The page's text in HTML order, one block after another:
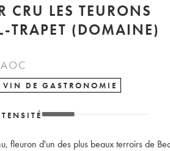
CRU LES TEURONS
TRAPET (DOMAINE)
VIN DE GASTRONOMIE
fleuron d'un des plus beaux terroirs de